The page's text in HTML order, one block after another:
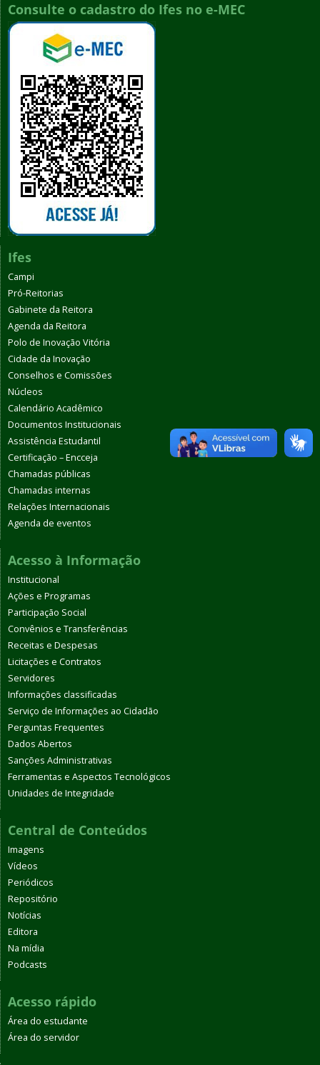
Consulte o cadastro do Ifes no e-MEC
Ifes
Campi
Pró-Reitorias
Gabinete da Reitora
Agenda da Reitora
Polo de Inovação Vitória
Cidade da Inovação
Conselhos e Comissões
Núcleos
Calendário Acadêmico
Documentos Institucionais
Assistência Estudantil
Certificação – Encceja
Chamadas públicas
Chamadas internas
Relações Internacionais
Agenda de eventos
Acesso à Informação
Institucional
Ações e Programas
Participação Social
Convênios e Transferências
Receitas e Despesas
Licitações e Contratos
Servidores
Informações classificadas
Serviço de Informações ao Cidadão
Perguntas Frequentes
Dados Abertos
Sanções Administrativas
Ferramentas e Aspectos Tecnológicos
Unidades de Integridade
Central de Conteúdos
Imagens
Vídeos
Periódicos
Repositório
Notícias
Editora
Na mídia
Podcasts
Acesso rápido
Área do estudante
Área do servidor